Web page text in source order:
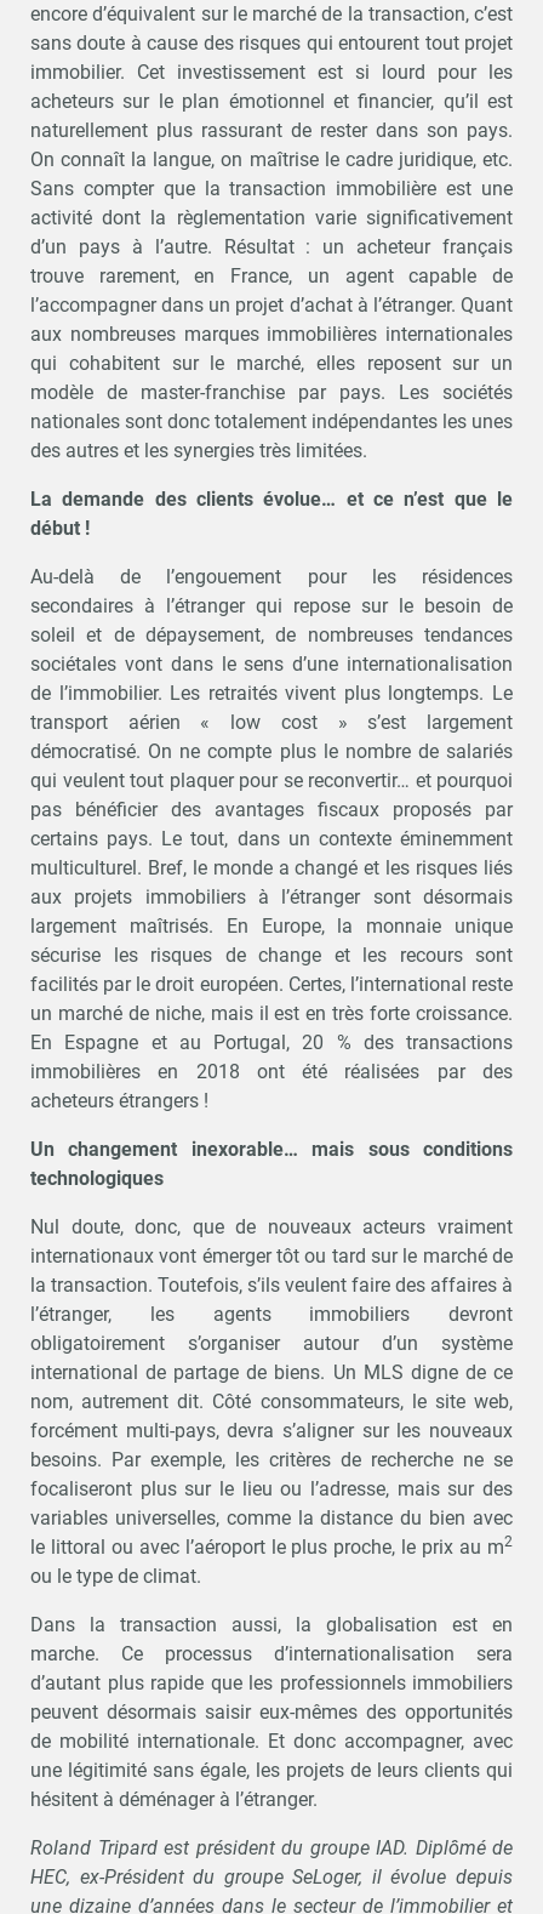
encore d’équivalent sur le marché de la transaction, c’est
sans doute à cause des risques qui entourent tout projet
immobilier. Cet investissement est si lourd pour les
acheteurs sur le plan émotionnel et financier, qu’il est
naturellement plus rassurant de rester dans son pays.
On connaît la langue, on maîtrise le cadre juridique, etc.
Sans compter que la transaction immobilière est une
activité dont la règlementation varie significativement
d’un pays à l’autre. Résultat : un acheteur français
trouve rarement, en France, un agent capable de
l’accompagner dans un projet d’achat à l’étranger. Quant
aux nombreuses marques immobilières internationales
qui cohabitent sur le marché, elles reposent sur un
modèle de master-franchise par pays. Les sociétés
nationales sont donc totalement indépendantes les unes
des autres et les synergies très limitées.
La demande des clients évolue… et ce n’est que le
début !
Au-delà de l’engouement pour les résidences
secondaires à l’étranger qui repose sur le besoin de
soleil et de dépaysement, de nombreuses tendances
sociétales vont dans le sens d’une internationalisation
de l’immobilier. Les retraités vivent plus longtemps. Le
transport aérien « low cost » s’est largement
démocratisé. On ne compte plus le nombre de salariés
qui veulent tout plaquer pour se reconvertir… et pourquoi
pas bénéficier des avantages fiscaux proposés par
certains pays. Le tout, dans un contexte éminemment
multiculturel. Bref, le monde a changé et les risques liés
aux projets immobiliers à l’étranger sont désormais
largement maîtrisés. En Europe, la monnaie unique
sécurise les risques de change et les recours sont
facilités par le droit européen. Certes, l’international reste
un marché de niche, mais il est en très forte croissance.
En Espagne et au Portugal, 20 % des transactions
immobilières en 2018 ont été réalisées par des
acheteurs étrangers !
Un changement inexorable… mais sous conditions
technologiques
Nul doute, donc, que de nouveaux acteurs vraiment
internationaux vont émerger tôt ou tard sur le marché de
la transaction. Toutefois, s’ils veulent faire des affaires à
l’étranger, les agents immobiliers devront
obligatoirement s’organiser autour d’un système
international de partage de biens. Un MLS digne de ce
nom, autrement dit. Côté consommateurs, le site web,
forcément multi-pays, devra s’aligner sur les nouveaux
besoins. Par exemple, les critères de recherche ne se
focaliseront plus sur le lieu ou l’adresse, mais sur des
variables universelles, comme la distance du bien avec
le littoral ou avec l’aéroport le plus proche, le prix au m2
ou le type de climat.
Dans la transaction aussi, la globalisation est en
marche. Ce processus d’internationalisation sera
d’autant plus rapide que les professionnels immobiliers
peuvent désormais saisir eux-mêmes des opportunités
de mobilité internationale. Et donc accompagner, avec
une légitimité sans égale, les projets de leurs clients qui
hésitent à déménager à l’étranger.
Roland Tripard est président du groupe IAD. Diplômé de
HEC, ex-Président du groupe SeLoger, il évolue depuis
une dizaine d’années dans le secteur de l’immobilier et